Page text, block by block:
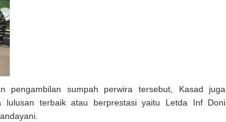
pengambilan sumpah perwira tersebut, Kasad juga
lulusan terbaik atau berprestasi yaitu Letda Inf Doni